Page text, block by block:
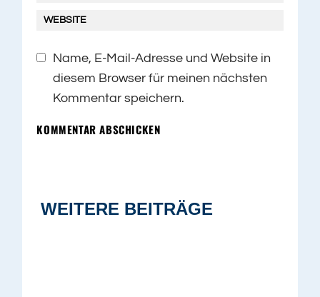
Name, E-Mail-Adresse und Website in
diesem Browser für meinen nächsten
Kommentar speichern.
KOMMENTAR ABSCHICKEN
WEITERE BEITRÄGE